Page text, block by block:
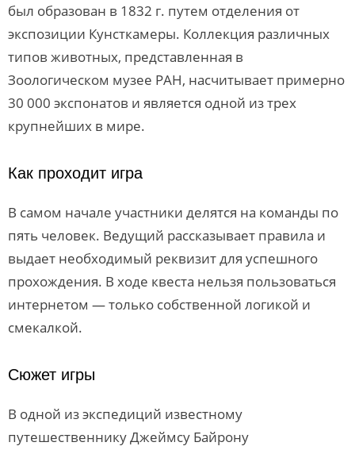
был образован в 1832 г. путем отделения от
экспозиции Кунсткамеры. Коллекция различных
типов животных, представленная в
Зоологическом музее РАН, насчитывает примерно
30 000 экспонатов и является одной из трех
крупнейших в мире.
Как проходит игра
В самом начале участники делятся на команды по
пять человек. Ведущий рассказывает правила и
выдает необходимый реквизит для успешного
прохождения. В ходе квеста нельзя пользоваться
интернетом — только собственной логикой и
смекалкой.
Сюжет игры
В одной из экспедиций известному
путешественнику Джеймсу Байрону